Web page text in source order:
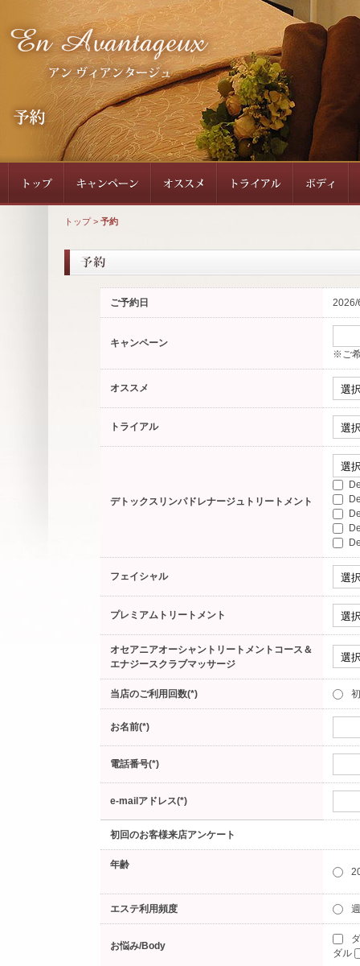
トップ> 予約
ご予約日 2026/
キャンペーン
※ご
オススメ
トライアル
デトックスリンパドレナージュトリートメント
フェイシャル
プレミアムトリートメント
オセアニアオーシャントリートメントコース＆
エナジースクラブマッサージ
当店のご利用回数(*)
お名前(*)
電話番号(*)
e-mailアドレス(*)
初回のお客様来店アンケート
年齢
エステ利用頻度
お悩み/Body
ダル